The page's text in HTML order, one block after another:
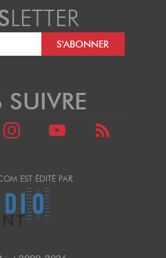
LETTER
EST ÉDITÉ PAR
SUIVRE